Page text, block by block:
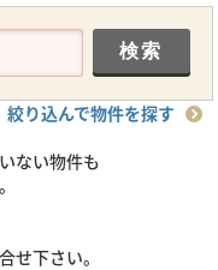
絞り込んで物件を探す
ない物件も
せ下さい。